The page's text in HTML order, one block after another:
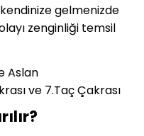
gelmenizde
zenginliği temsil
Aslan
ve 7.Taç Çakrası